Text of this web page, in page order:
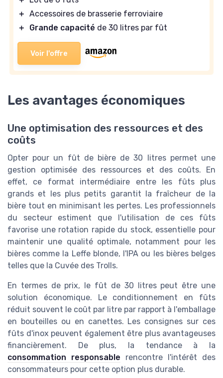
＋ Accessoires de brasserie ferroviaire
＋
Grande capacité de 30 litres par fût
Voir l'offre
Les avantages économiques
Une optimisation des ressources et des
coûts
Opter pour un fût de bière de 30 litres permet une
gestion optimisée des ressources et des coûts. En
effet, ce format intermédiaire entre les fûts plus
grands et les plus petits garantit la fraîcheur de la
bière tout en minimisant les pertes. Les professionnels
du secteur estiment que l'utilisation de ces fûts
favorise une rotation rapide du stock, essentielle pour
maintenir une qualité optimale, notamment pour les
bières comme la Leffe blonde, l'IPA ou les bières belges
telles que la Cuvée des Trolls.
En termes de prix, le fût de 30 litres peut être une
solution économique. Le conditionnement en fûts
réduit souvent le coût par litre par rapport à l'emballage
en bouteilles ou en canettes. Les consignes sur ces
fûts d'inox peuvent également être plus avantageuses
financièrement. De plus, la tendance à la
consommation responsable rencontre l'intérêt des
consommateurs pour cette option plus durable.